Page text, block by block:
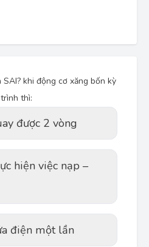
khi động cơ xăng bốn kỳ
thì:
được 2 vòng
hiện việc nạp –
điện một lần